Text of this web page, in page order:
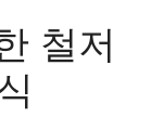
철저